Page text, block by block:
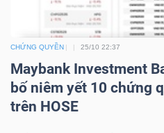
CHỨNG QUYỀN 25/10 22:37
Maybank Investment
bố niêm yết 10 chứng
trên HOSE
XUẤT
DỮ
Ngành